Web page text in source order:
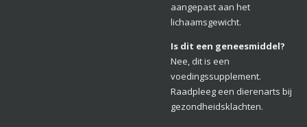
aangepast aan het
lichaamsgewicht.
Is dit een geneesmiddel?
Nee, dit is een
voedingssupplement.
Raadpleeg een dierenarts bij
gezondheidsklachten.